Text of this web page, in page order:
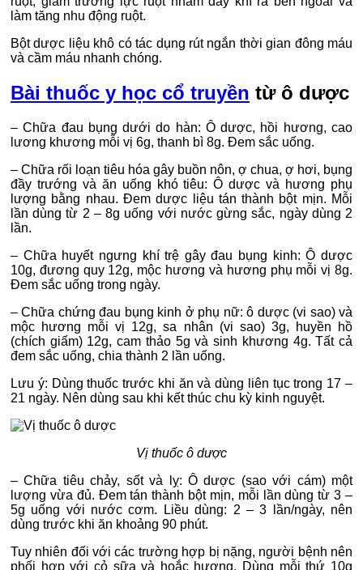
làm tăng nhu động ruột.
Bột dược liệu khô có tác dụng rút ngắn thời gian đông máu
và cầm máu nhanh chóng.
Bài thuốc y học cổ truyền từ ô dược
– Chữa đau bụng dưới do hàn: Ô dược, hồi hương, cao
lương khương mỗi vị 6g, thanh bì 8g. Đem sắc uống.
– Chữa rối loạn tiêu hóa gây buồn nôn, ợ chua, ợ hơi, bụng
đầy trướng và ăn uống khó tiêu: Ô dược và hương phụ
lượng bằng nhau. Đem dược liệu tán thành bột mịn. Mỗi
lần dùng từ 2 – 8g uống với nước gừng sắc, ngày dùng 2
lần.
– Chữa huyết ngưng khí trệ gây đau bụng kinh: Ô dược
10g, đương quy 12g, mộc hương và hương phụ mỗi vị 8g.
Đem sắc uống trong ngày.
– Chữa chứng đau bụng kinh ở phụ nữ: ô dược (vi sao) và
mộc hương mỗi vị 12g, sa nhân (vi sao) 3g, huyền hồ
(chích giấm) 12g, cam thảo 5g và sinh khương 4g. Tất cả
đem sắc uống, chia thành 2 lần uống.
Lưu ý: Dùng thuốc trước khi ăn và dùng liên tục trong 17 –
21 ngày. Nên dùng sau khi kết thúc chu kỳ kinh nguyệt.
Vị thuốc ô dược
– Chữa tiêu chảy, sốt và lỵ: Ô dược (sao với cám) một
lượng vừa đủ. Đem tán thành bột mịn, mỗi lần dùng từ 3 –
5g uống với nước cơm. Liều dùng: 2 – 3 lần/ngày, nên
dùng trước khi ăn khoảng 90 phút.
Tuy nhiên đối với các trường hợp bị nặng, người bệnh nên
phối hợp với cỏ sữa và hoắc hương. Dùng mỗi thứ 10g